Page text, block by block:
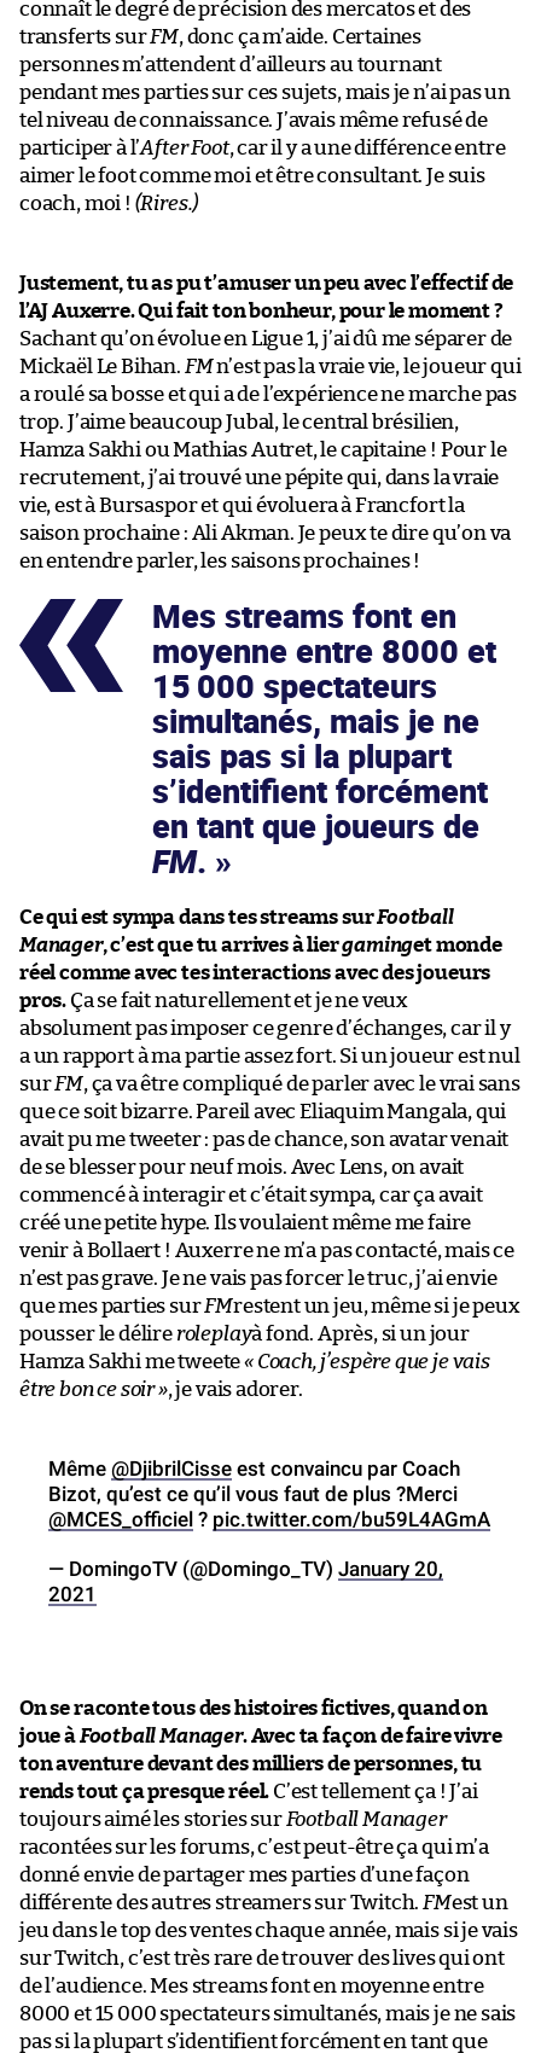
connaît le degré de précision des mercatos et des
transferts surFM, donc ça m’aide. Certaines
personnes m’attendent d’ailleurs au tournant
pendant mes parties sur ces sujets, mais je n’ai pas un
tel niveau de connaissance. J’avais même refusé de
participer à l’After Foot, car il y a une différence entre
aimer le foot comme moi et être consultant. Je suis
coach, moi ! (Rires.)
Justement, tu as pu t’amuser un peu avec l’effectif de
l’AJ Auxerre. Qui fait ton bonheur, pour le moment ?
Sachant qu’on évolue en Ligue 1, j’ai dû me séparer de
Mickaël Le Bihan. FMn’est pas la vraie vie, le joueur qui
a roulé sa bosse et qui a de l’expérience ne marche pas
trop. J’aime beaucoup Jubal, le central brésilien,
Hamza Sakhi ou Mathias Autret, le capitaine ! Pour le
recrutement, j’ai trouvé une pépite qui, dans la vraie
vie, est à Bursaspor et qui évoluera à Francfort la
saison prochaine : Ali Akman. Je peux te dire qu’on va
en entendre parler, les saisons prochaines !
Mes streams font en
moyenne entre 8000 et
15 000 spectateurs
simultanés, mais je ne
sais pas si la plupart
s’identifient forcément
en tant que joueurs de
FM.
Ce qui est sympa dans tes streams surFootball
Manager, c’est que tu arrives à liergaminget monde
réel comme avec tes interactions avec des joueurs
pros. Ça se fait naturellement et je ne veux
absolument pas imposer ce genre d’échanges, car il y
a un rapport à ma partie assez fort. Si un joueur est nul
surFM, ça va être compliqué de parler avec le vrai sans
que ce soit bizarre. Pareil avec Eliaquim Mangala, qui
avait pu me tweeter : pas de chance, son avatar venait
de se blesser pour neuf mois. Avec Lens, on avait
commencé à interagir et c’était sympa, car ça avait
créé une petite hype. Ils voulaient même me faire
venir à Bollaert ! Auxerre ne m’a pas contacté, mais ce
n’est pas grave. Je ne vais pas forcer le truc, j’ai envie
que mes parties surFMrestent un jeu, même si je peux
pousser le délire roleplayà fond. Après, si un jour
Hamza Sakhi me tweete« Coach, j’espère que je vais
être bon ce soir », je vais adorer.
Même @DjibrilCisse est convaincu par Coach
Bizot, qu’est ce qu’il vous faut de plus ?Merci
@MCES_officiel ? pic.twitter.com/bu59L4AGmA
— DomingoTV (@Domingo_TV) January 20,
2021
On se raconte tous des histoires fictives, quand on
joue àFootball Manager. Avec ta façon de faire vivre
ton aventure devant des milliers de personnes, tu
rends tout ça presque réel. C’est tellement ça ! J’ai
toujours aimé les stories sur Football Manager
racontées sur les forums, c’est peut-être ça qui m’a
donné envie de partager mes parties d’une façon
différente des autres streamers sur Twitch. FMest un
jeu dans le top des ventes chaque année, mais si je vais
sur Twitch, c’est très rare de trouver des lives qui ont
de l’audience. Mes streams font en moyenne entre
8000 et 15 000 spectateurs simultanés, mais je ne sais
pas si la plupart s’identifient forcément en tant que